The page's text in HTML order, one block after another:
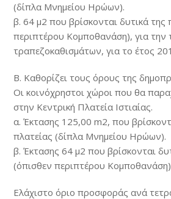
(δίπλα Μνημείου Ηρώων).
β. 64 μ2 που βρίσκονται δυτικά της
περιπτέρου Κομποθανάση), για την
τραπεζοκαθισµάτων, για το έτος
Β. Καθορίζει τους όρους της
Οι κοινόχρηστοι χώροι που θα
στην Κεντρική Πλατεία Ιστιαίας.
α. Έκτασης 125,00 m2, που
πλατείας (δίπλα Μνημείου Ηρώων).
β. Έκτασης 64 μ2 που βρίσκονται
(όπισθεν περιπτέρου Κομποθανάση)
Ελάχιστο όριο προσφοράς ανά